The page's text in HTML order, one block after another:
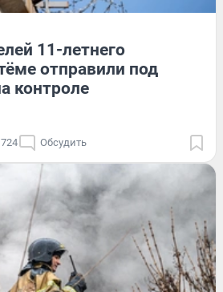
11-летнего
отправили под
контроле
724 Обсудить